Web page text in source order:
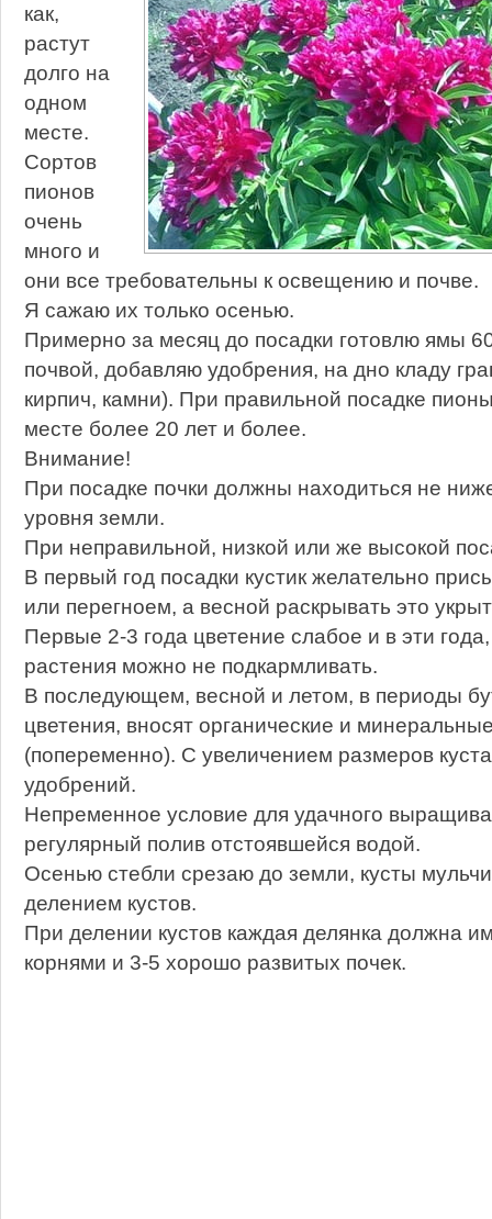
как,
растут
долго на
одном
месте.
Сортов
пионов
очень
много и
они все требовательны к освещению и почве.
Я сажаю их только осенью.
Примерно за месяц до посадки готовлю ямы
почвой, добавляю удобрения, на дно кладу
кирпич, камни). При правильной посадке
месте более 20 лет и более.
Внимание!
При посадке почки должны находиться не
уровня земли.
При неправильной, низкой или же высокой
В первый год посадки кустик желательно
или перегноем, а весной раскрывать это
Первые 2-3 года цветение слабое и в эти
растения можно не подкармливать.
В последующем, весной и летом, в периоды
цветения, вносят органические и
(попеременно). С увеличением размеров
удобрений.
Непременное условие для удачного
регулярный полив отстоявшейся водой.
Осенью стебли срезаю до земли, кусты
делением кустов.
При делении кустов каждая делянка должна
корнями и 3-5 хорошо развитых почек.